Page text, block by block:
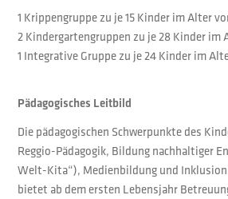
1 Krippengruppe zu je 15 Kinder im Alter
2 Kindergartengruppen zu je 28 Kinder im
1 Integrative Gruppe zu je 24 Kinder im
Pädagogisches Leitbild
Die pädagogischen Schwerpunkte des
Reggio-Pädagogik, Bildung nachhaltiger
Welt-Kita“), Medienbildung und
bietet ab dem ersten Lebensjahr